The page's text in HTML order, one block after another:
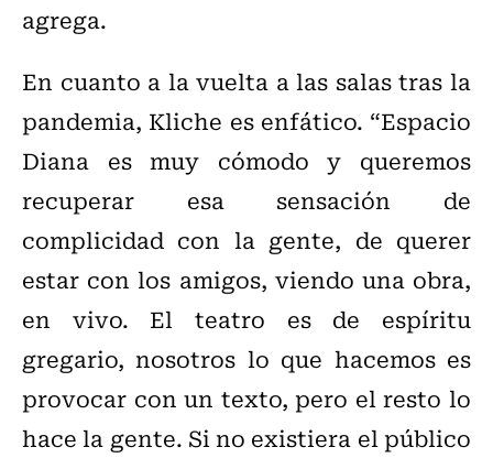
agrega.
En cuanto a la vuelta a las salas tras la
pandemia, Kliche es enfático. “Espacio
Diana es muy cómodo y queremos
recuperar esa sensación de
complicidad con la gente, de querer
estar con los amigos, viendo una obra,
en vivo. El teatro es de espíritu
gregario, nosotros lo que hacemos es
provocar con un texto, pero el resto lo
hace la gente. Si no existiera el público